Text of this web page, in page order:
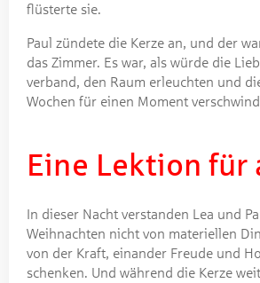
flüsterte sie.
Paul zündete die Kerze an, und der
das Zimmer. Es war, als würde die
verband, den Raum erleuchten und
Wochen für einen Moment
Eine Lektion für
In dieser Nacht verstanden Lea und
Weihnachten nicht von materiellen
von der Kraft, einander Freude und
schenken. Und während die Kerze